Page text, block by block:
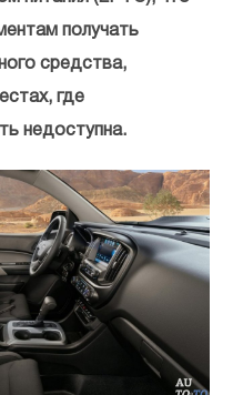
получать
средства,
где
недоступна.